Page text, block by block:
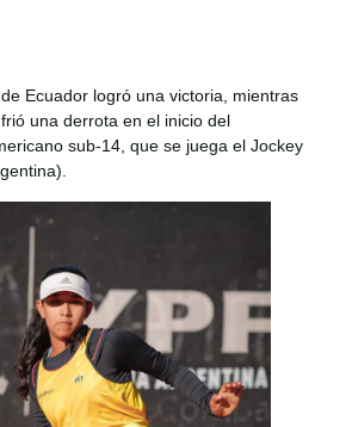
Ecuador logró una victoria, mientras
una derrota en el inicio del
sub-14, que se juega el Jockey